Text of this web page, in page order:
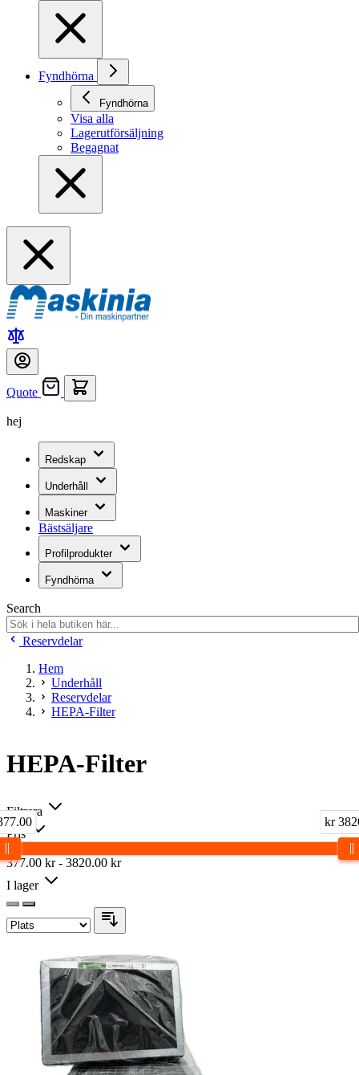
Fyndhörna
Fyndhörna
Visa alla
Lagerutförsäljning
Begagnat
Quote
hej
Redskap
Underhåll
Maskiner
Bästsäljare
Profilprodukter
Fyndhörna
Search
Reservdelar
Hem
Underhåll
Reservdelar
HEPA-Filter
HEPA-Filter
Filtrera
Pris
kr
377.00 kr - 3820.00 kr
I lager